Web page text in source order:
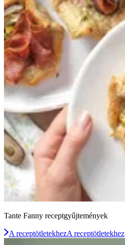
Tante Fanny receptgyűjtemények
A receptötletekhezA receptötletekhez